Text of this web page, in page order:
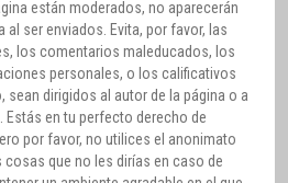
están moderados, no aparecerán
al ser enviados. Evita, por favor, las
los comentarios maleducados, los
personales, o los calificativos
sean dirigidos al autor de la página o a
en tu perfecto derecho de
por favor, no utilices el anonimato
que no les dirías en caso de